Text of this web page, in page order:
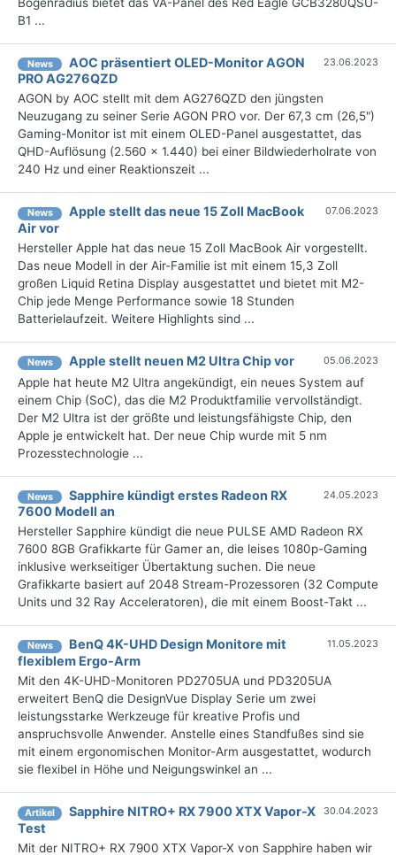
B1 ...
News
AOC präsentiert OLED-Monitor AGON
PRO AG276QZD
23.06.2023
AGON by AOC stellt mit dem AG276QZD den jüngsten
Neuzugang zu seiner Serie AGON PRO vor. Der 67,3 cm (26,5")
Gaming-Monitor ist mit einem OLED-Panel ausgestattet, das
QHD-Auflösung (2.560 x 1.440) bei einer Bildwiederholrate von
240 Hz und einer Reaktionszeit ...
News
Apple stellt das neue 15 Zoll MacBook
Air vor
07.06.2023
Hersteller Apple hat das neue 15 Zoll MacBook Air vorgestellt.
Das neue Modell in der Air-Familie ist mit einem 15,3 Zoll
großen Liquid Retina Display ausgestattet und bietet mit M2-
Chip jede Menge Performance sowie 18 Stunden
Batterielaufzeit. Weitere Highlights sind ...
News Apple stellt neuen M2 Ultra Chip vor 05.06.2023
Apple hat heute M2 Ultra angekündigt, ein neues System auf
einem Chip (SoC), das die M2 Produktfamilie vervollständigt.
Der M2 Ultra ist der größte und leistungsfähigste Chip, den
Apple je entwickelt hat. Der neue Chip wurde mit 5 nm
Prozesstechnologie ...
News
Sapphire kündigt erstes Radeon RX
7600 Modell an
24.05.2023
Hersteller Sapphire kündigt die neue PULSE AMD Radeon RX
7600 8GB Grafikkarte für Gamer an, die leises 1080p-Gaming
inklusive werkseitiger Übertaktung suchen. Die neue
Grafikkarte basiert auf 2048 Stream-Prozessoren (32 Compute
Units und 32 Ray Acceleratoren), die mit einem Boost-Takt ...
News
BenQ 4K-UHD Design Monitore mit
flexiblem Ergo-Arm
11.05.2023
Mit den 4K-UHD-Monitoren PD2705UA und PD3205UA
erweitert BenQ die DesignVue Display Serie um zwei
leistungsstarke Werkzeuge für kreative Profis und
anspruchsvolle Anwender. Anstelle eines Standfußes sind sie
mit einem ergonomischen Monitor-Arm ausgestattet, wodurch
sie flexibel in Höhe und Neigungswinkel an ...
Artikel
Sapphire NITRO+ RX 7900 XTX Vapor-X
Test
30.04.2023
Mit der NITRO+ RX 7900 XTX Vapor-X von Sapphire haben wir